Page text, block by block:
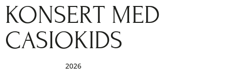
KONSERT MED
CASIOKIDS
|
2026